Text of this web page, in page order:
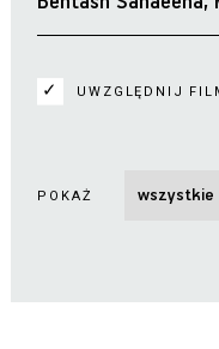
UWZGLĘDNIJ
POKAŻ